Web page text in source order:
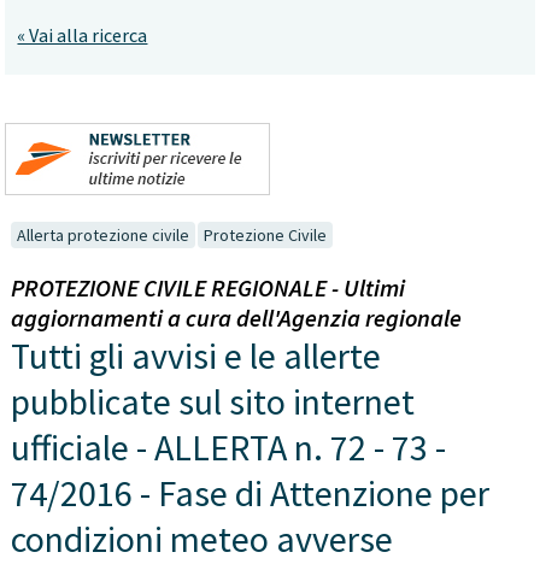
« Vai alla ricerca
Allerta protezione civile Protezione Civile
PROTEZIONE CIVILE REGIONALE - Ultimi
aggiornamenti a cura dell'Agenzia regionale
Tutti gli avvisi e le allerte
pubblicate sul sito internet
ufficiale - ALLERTA n. 72 - 73 -
74/2016 - Fase di Attenzione per
condizioni meteo avverse